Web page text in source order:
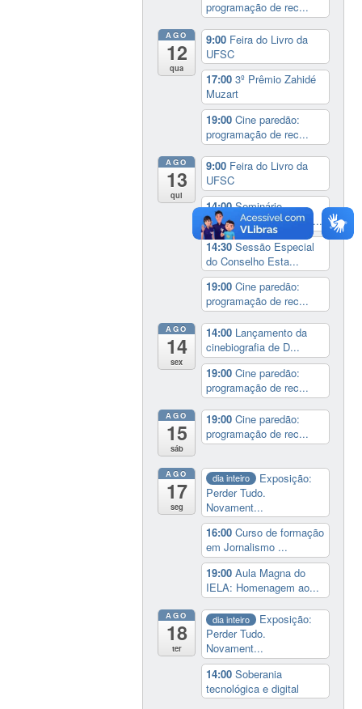
programação de rec...
AGO
12
qua
9:00 Feira do Livro da
UFSC
17:003º Prêmio Zahidé
Muzart
19:00Cine paredão:
programação de rec...
AGO
13
qui
9:00 Feira do Livro da
UFSC
14:00Seminário
Internacional ‘Ninguém...
14:30Sessão Especial
do Conselho Esta...
19:00Cine paredão:
programação de rec...
AGO
14
sex
14:00 Lançamento da
cinebiografia de D...
19:00Cine paredão:
programação de rec...
AGO
15
sáb
19:00Cine paredão:
programação de rec...
AGO
17
seg
dia inteiro
Exposição:
Perder Tudo.
Novament...
16:00Curso de formação
em Jornalismo ...
19:00Aula Magna do
IELA: Homenagem ao...
AGO
18
ter
dia inteiro
Exposição:
Perder Tudo.
Novament...
14:00Soberania
tecnológica e digital